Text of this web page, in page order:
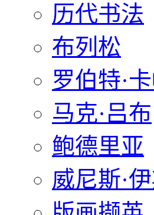
历代书法
布列松
罗伯特·
马克·吕布
鲍德里亚
威尼斯·